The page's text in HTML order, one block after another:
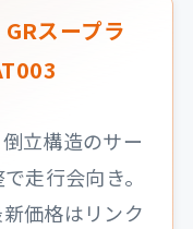
スープラ
立構造のサー
走行会向き。
価格はリンク